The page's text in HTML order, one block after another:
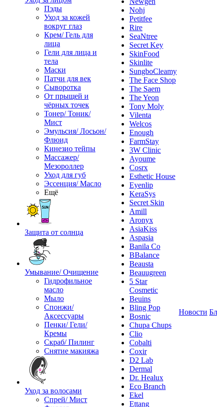
Пэды
Уход за кожей
вокруг глаз
Крем/ Гель для
лица
Гели для лица и
тела
Маски
Патчи для век
Сыворотка
От прыщей и
чёрных точек
Тонер/ Тоник/
Мист
Эмульсия/ Лосьон/
Флюид
Кинезио тейпы
Массажер/
Мезороллер
Уход для губ
Эссенция/ Масло
Ещё
Защита от солнца
Умывание/ Очищение
Гидрофильное
масло
Мыло
Спонжи/
Аксессуары
Пенки/ Гели/
Кремы
Скраб/ Пилинг
Снятие макияжа
Уход за волосами
Спрей/ Мист
Nohj
Petitfee
Rire
SeaNtree
Secret Key
SkinFood
Skinlite
SungboCleamy
The Face Shop
The Saem
The Yeon
Tony Moly
Vilenta
Welcos
Enough
FarmStay
3W Clinic
Ayoume
Cosrx
Esthetic House
Eyenlip
KeraSys
Secret Skin
Amill
Aronyx
AsiaKiss
Aspasia
Banila Co
BBalance
Beausta
Beauugreen
5 Star
Cosmetic
Beuins
Bling Pop
Bosnic
Chupa Chups
Clio
Cobalti
Coxir
D2 Lab
Dermal
Dr. Healux
Eco Branch
Ekel
Ettang
Новости